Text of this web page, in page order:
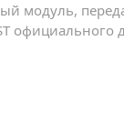
модуль,